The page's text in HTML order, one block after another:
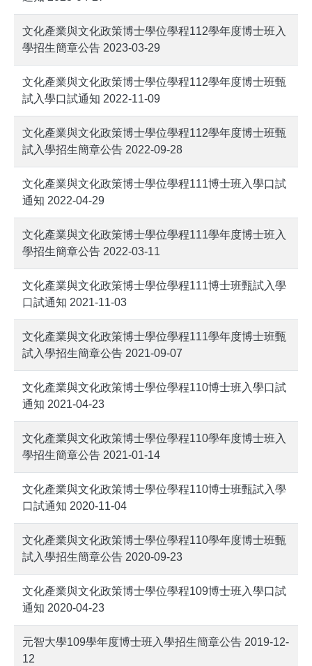
文化產業與文化政策博士學位學程112學年度博士班入
學招生簡章公告 2023-03-29
文化產業與文化政策博士學位學程112學年度博士班甄
試入學口試通知 2022-11-09
文化產業與文化政策博士學位學程112學年度博士班甄
試入學招生簡章公告 2022-09-28
文化產業與文化政策博士學位學程111博士班入學口試
通知 2022-04-29
文化產業與文化政策博士學位學程111學年度博士班入
學招生簡章公告 2022-03-11
文化產業與文化政策博士學位學程111博士班甄試入學
口試通知 2021-11-03
文化產業與文化政策博士學位學程111學年度博士班甄
試入學招生簡章公告 2021-09-07
文化產業與文化政策博士學位學程110博士班入學口試
通知 2021-04-23
文化產業與文化政策博士學位學程110學年度博士班入
學招生簡章公告 2021-01-14
文化產業與文化政策博士學位學程110博士班甄試入學
口試通知 2020-11-04
文化產業與文化政策博士學位學程110學年度博士班甄
試入學招生簡章公告 2020-09-23
文化產業與文化政策博士學位學程109博士班入學口試
通知 2020-04-23
元智大學109學年度博士班入學招生簡章公告 2019-12-
12